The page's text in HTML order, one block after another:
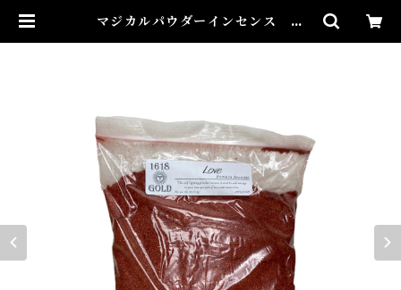
マジカルパウダーインセンス ラ